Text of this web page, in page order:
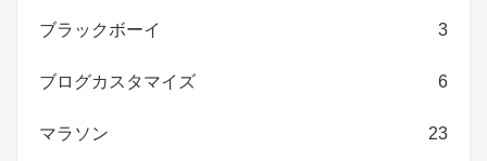
ブラックボーイ 3
ブログカスタマイズ 6
マラソン 23